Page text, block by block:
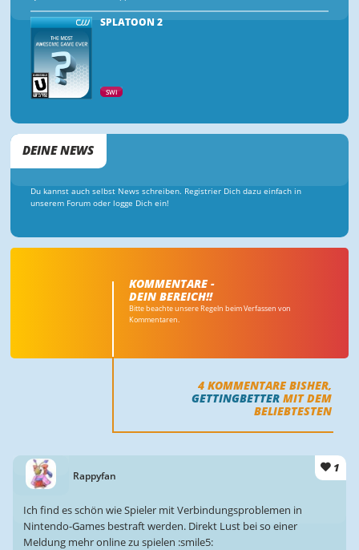
SPLATOON 2
SWI
DEINE NEWS
Du kannst auch selbst News schreiben. Registrier Dich dazu einfach in
unserem Forum oder logge Dich ein!
KOMMENTARE -
DEIN BEREICH!!
Bitte beachte unsere Regeln beim Verfassen von
Kommentaren.
4 KOMMENTARE BISHER,
GETTINGBETTER MIT DEM
BELIEBTESTEN
Rappyfan
1
Ich find es schön wie Spieler mit Verbindungsproblemen in
Nintendo-Games bestraft werden. Direkt Lust bei so einer
Meldung mehr online zu spielen :smile5: